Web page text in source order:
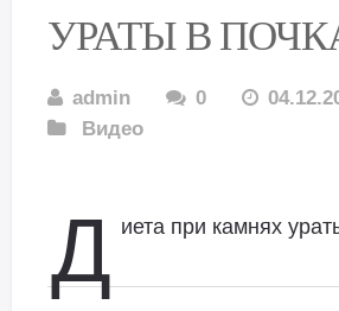
УРАТЫ В
admin 0
Видео
Д иета при камнях